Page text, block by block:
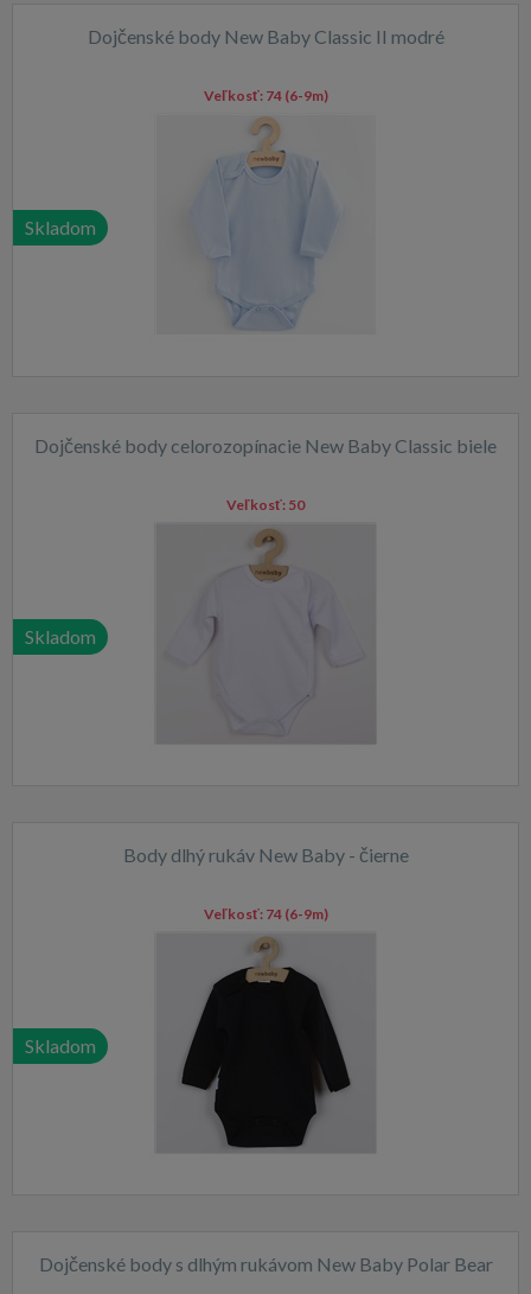
Dojčenské body New Baby Classic II modré
Skladom
Veľkosť: 74 (6-9m)
Dojčenské body celorozopínacie New Baby Classic biele
Skladom
Veľkosť: 50
Body dlhý rukáv New Baby - čierne
Skladom
Veľkosť: 74 (6-9m)
Dojčenské body s dlhým rukávom New Baby Polar Bear